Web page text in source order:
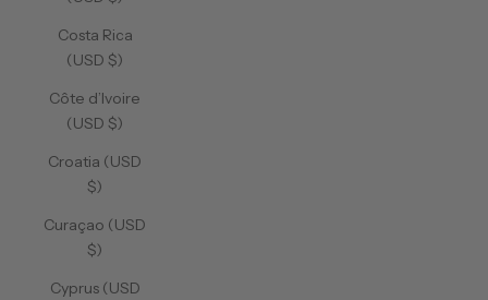
Costa Rica
(USD $)
Côte d’Ivoire
(USD $)
Croatia (USD
$)
Curaçao (USD
$)
Cyprus (USD